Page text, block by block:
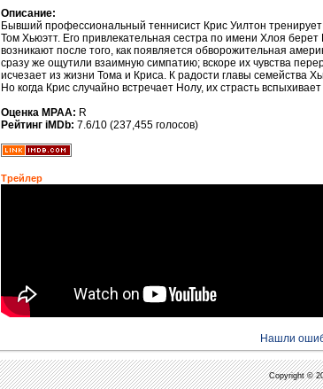
Описание:
Бывший профессиональный теннисист Крис Уилтон
Том Хьюэтт. Его привлекательная сестра по имени Хлоя
возникают после того, как появляется обворожительная
сразу же ощутили взаимную симпатию; вскоре их чувства
исчезает из жизни Тома и Криса. К радости главы семейства
Но когда Крис случайно встречает Нолу, их страсть
Оценка MPAA: R
Рейтинг iMDb: 7.6/10 (237,455 голосов)
Трейлер
Нашли
Copyright ©